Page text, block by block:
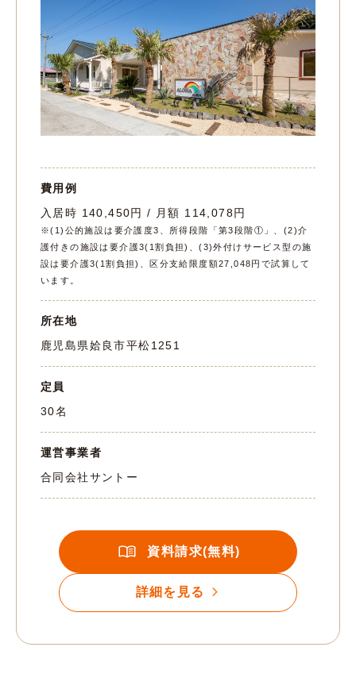
費用例
入居時 140,450円 / 月額 114,078円
※(1)公的施設は要介護度3、所得段階「第3段階①」、(2)介
護付きの施設は要介護3(1割負担)、(3)外付けサービス型の施
設は要介護3(1割負担)、区分支給限度額27,048円で試算して
います。
所在地
鹿児島県姶良市平松1251
定員
30名
運営事業者
合同会社サントー
資料請求(無料)
詳細を見る